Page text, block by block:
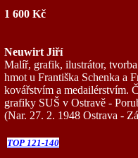
1 600 Kč
Neuwirt Jiří
Malíř, grafik, ilustrátor,
hmot u Františka Schenka a
kovářstvím a medailérstvím.
grafiky SUŠ v Ostravě -
(Nar. 27. 2. 1948 Ostrava -
TOP 121-140